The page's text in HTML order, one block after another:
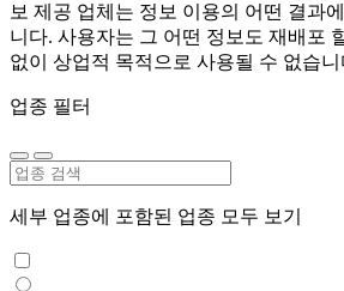
보 제공 업체는 정보 이용의 어떤 결과
니다. 사용자는 그 어떤 정보도 재배포
없이 상업적 목적으로 사용될 수 없습니
업종 필터
세부 업종에 포함된 업종 모두 보기